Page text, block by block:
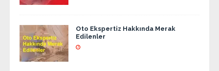
Oto Ekspertiz Hakkında Merak
Edilenler